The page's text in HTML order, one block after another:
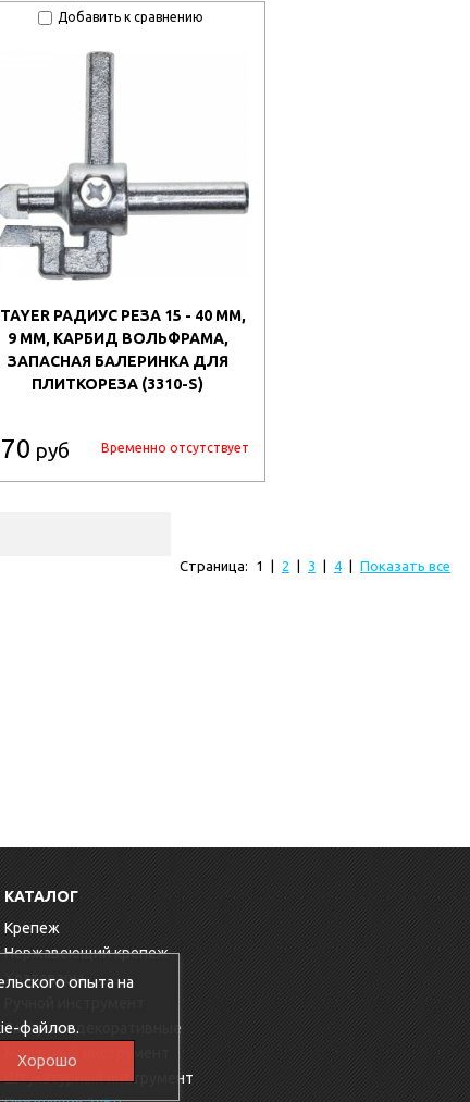
Добавить к сравнению
РАДИУС РЕЗА 15 - 40 ММ,
9 ММ, КАРБИД ВОЛЬФРАМА,
ЗАПАСНАЯ БАЛЕРИНКА ДЛЯ
ПЛИТКОРЕЗА (3310-S)
руб Временно отсутствует
Страница: 1 2 3 4 Показать все
КАТАЛОГ
Крепеж
Нержавеющий крепеж
Хозтовары
Заглушки декоративные
Малярный инструмент
Штукатурный инструмент
опыта на
файлов.
Хорошо